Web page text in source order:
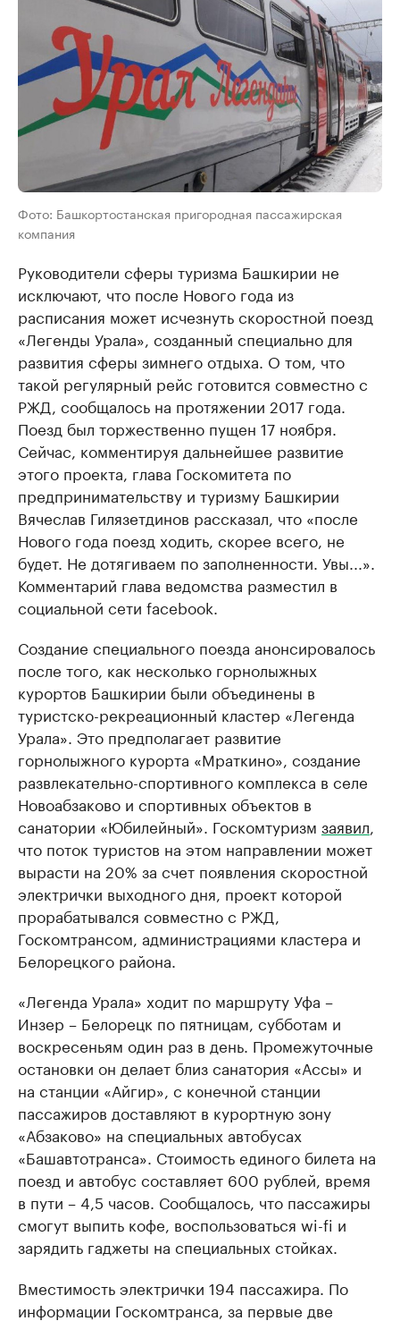
Фото: Башкортостанская пригородная пассажирская
компания
Руководители сферы туризма Башкирии не
исключают, что после Нового года из
расписания может исчезнуть скоростной поезд
«Легенды Урала», созданный специально для
развития сферы зимнего отдыха. О том, что
такой регулярный рейс готовится совместно с
РЖД, сообщалось на протяжении 2017 года.
Поезд был торжественно пущен 17 ноября.
Сейчас, комментируя дальнейшее развитие
этого проекта, глава Госкомитета по
предпринимательству и туризму Башкирии
Вячеслав Гилязетдинов рассказал, что «после
Нового года поезд ходить, скорее всего, не
будет. Не дотягиваем по заполненности. Увы...».
Комментарий глава ведомства разместил в
социальной сети facebook.
Создание специального поезда анонсировалось
после того, как несколько горнолыжных
курортов Башкирии были объединены в
туристско-рекреационный кластер «Легенда
Урала». Это предполагает развитие
горнолыжного курорта «Мраткино», создание
развлекательно-спортивного комплекса в селе
Новоабзаково и спортивных объектов в
санатории «Юбилейный». Госкомтуризм заявил,
что поток туристов на этом направлении может
вырасти на 20% за счет появления скоростной
электрички выходного дня, проект которой
прорабатывался совместно с РЖД,
Госкомтрансом, администрациями кластера и
Белорецкого района.
«Легенда Урала» ходит по маршруту Уфа –
Инзер – Белорецк по пятницам, субботам и
воскресеньям один раз в день. Промежуточные
остановки он делает близ санатория «Ассы» и
на станции «Айгир», с конечной станции
пассажиров доставляют в курортную зону
«Абзаково» на специальных автобусах
«Башавтотранса». Стоимость единого билета на
поезд и автобус составляет 600 рублей, время
в пути – 4,5 часов. Сообщалось, что пассажиры
смогут выпить кофе, воспользоваться wi-fi и
зарядить гаджеты на специальных стойках.
Вместимость электрички 194 пассажира. По
информации Госкомтранса, за первые две